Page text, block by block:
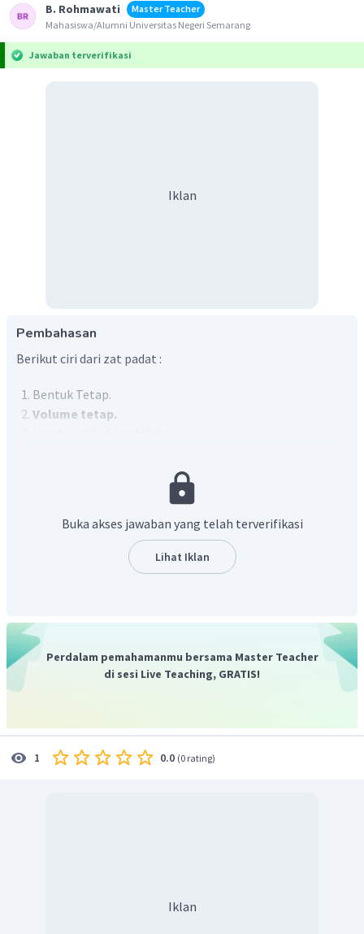
B. Rohmawati
Master Teacher
Mahasiswa/Alumni Universitas Negeri Semarang
Jawaban terverifikasi
Iklan
Pembahasan
Berikut ciri dari zat padat :
Bentuk Tetap.
Volume tetap.
Gaya partikel sangat kuat.
Susunan partikel sangat berdekatan.
Jadi, yang bukan sifat zat padat adalah volumenya
Buka akses jawaban yang telah terverifikasi
Lihat Iklan
Perdalam pemahamanmu bersama Master Teacher
di sesi Live Teaching, GRATIS!
1 0.0 (0 rating)
Iklan